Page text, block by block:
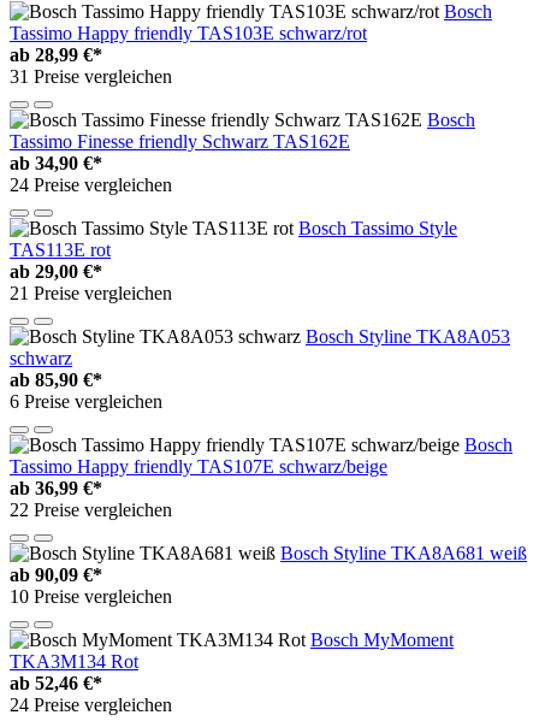
Bosch
Tassimo Happy friendly TAS103E schwarz/rot
ab 28,99 €*
31 Preise vergleichen
Bosch
Tassimo Finesse friendly Schwarz TAS162E
ab 34,90 €*
24 Preise vergleichen
Bosch Tassimo Style
TAS113E rot
ab 29,00 €*
21 Preise vergleichen
Bosch Styline TKA8A053
schwarz
ab 85,90 €*
6 Preise vergleichen
Bosch
Tassimo Happy friendly TAS107E schwarz/beige
ab 36,99 €*
22 Preise vergleichen
Bosch Styline TKA8A681 weiß
ab 90,09 €*
10 Preise vergleichen
Bosch MyMoment
TKA3M134 Rot
ab 52,46 €*
24 Preise vergleichen